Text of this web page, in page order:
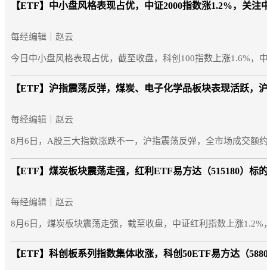
【ETF】 中小盘风格表现占优，中证2000指数涨1.2%，关注
每经编辑｜赵云
今日中小盘风格表现占优，截至收盘，科创100指数上涨1.6%，
【ETF】 沪指震荡反弹，煤炭、电子化学品板块表现活跃，
每经编辑｜赵云
8月6日，A股三大指数涨跌不一，沪指震荡反弹，全市场成交额
【ETF】 煤炭板块震荡走强，红利ETF易方达（515180）标
每经编辑｜赵云
8月6日，煤炭板块震荡走强，截至收盘，中证红利指数上涨
【ETF】 科创板系列指数集体收涨，科创50ETF易方达（